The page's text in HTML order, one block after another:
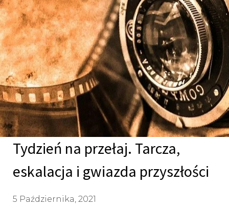
Tydzień na przełaj. Tarcza,
eskalacja i gwiazda przyszłości
5 Października, 2021